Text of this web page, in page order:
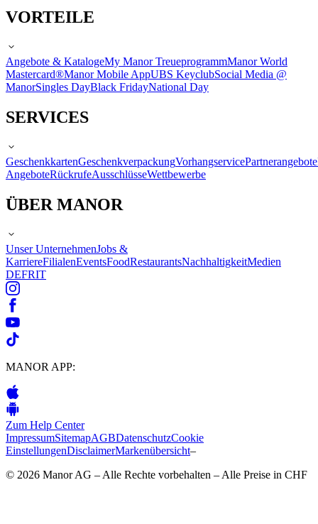
VORTEILE
Angebote & KatalogeMy Manor TreueprogrammManor World
Mastercard®Manor Mobile AppUBS KeyclubSocial Media @
ManorSingles DayBlack FridayNational Day
SERVICES
GeschenkkartenGeschenkverpackungVorhangservicePartnerangebote
AngeboteRückrufeAusschlüsseWettbewerbe
ÜBER MANOR
Unser UnternehmenJobs &
KarriereFilialenEventsFoodRestaurantsNachhaltigkeitMedien
DEFRIT
MANOR APP:
Zum Help Center
ImpressumSitemapAGBDatenschutzCookie
EinstellungenDisclaimerMarkenübersicht–
© 2026 Manor AG – Alle Rechte vorbehalten – Alle Preise in CHF